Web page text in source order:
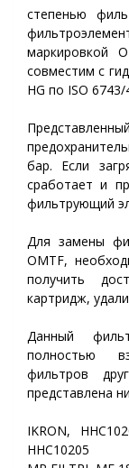
степенью
маркировкой
совместим с
HG по ISO 6743/
бар. Если
сработает и
фильтрующий
Для замены
OMTF,
получить
картридж,
Данный
полностью
фильтров
представлена
IKRON,
HHC10205